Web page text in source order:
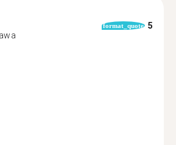
format_quote 5